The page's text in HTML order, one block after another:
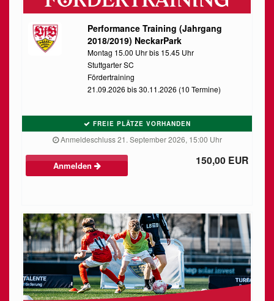
Performance Training (Jahrgang
2018/2019) NeckarPark
Montag 15.00 Uhr bis 15.45 Uhr
Stuttgarter SC
Fördertraining
21.09.2026 bis 30.11.2026 (10 Termine)
FREIE PLÄTZE VORHANDEN
Anmeldeschluss 21. September 2026, 15:00 Uhr
Anmelden 150,00 EUR